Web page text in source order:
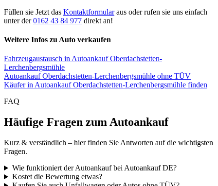
Füllen sie Jetzt das Kontaktformularaus oder rufen sie uns einfach
unter der0162 43 84 977 direkt an!
Weitere Infos zu Auto verkaufen
Fahrzeugaustausch in Autoankauf Oberdachstetten-
Lerchenbergsmühle
Autoankauf Oberdachstetten-Lerchenbergsmühle ohne TÜV
Käufer in Autoankauf Oberdachstetten-Lerchenbergsmühle finden
FAQ
Häufige Fragen zum Autoankauf
Kurz & verständlich – hier finden Sie Antworten auf die wichtigsten
Fragen.
Wie funktioniert der Autoankauf bei Autoankauf DE?
Kostet die Bewertung etwas?